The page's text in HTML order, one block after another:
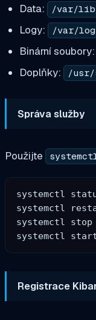
Data: /var/
Logy: /var/
Binární soubory:
Doplňky: /usr/
Správa služby
Použijte
systemctl
systemctl
systemctl
Registrace